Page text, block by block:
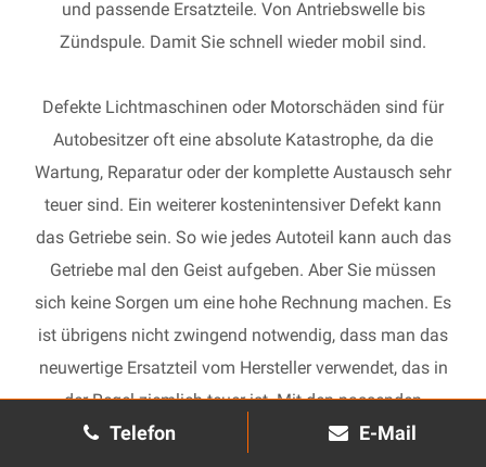
Telefon E-Mail
und passende Ersatzteile. Von Antriebswelle bis
Zündspule. Damit Sie schnell wieder mobil sind.
Defekte Lichtmaschinen oder Motorschäden sind für
Autobesitzer oft eine absolute Katastrophe, da die
Wartung, Reparatur oder der komplette Austausch sehr
teuer sind. Ein weiterer kostenintensiver Defekt kann
das Getriebe sein. So wie jedes Autoteil kann auch das
Getriebe mal den Geist aufgeben. Aber Sie müssen
sich keine Sorgen um eine hohe Rechnung machen. Es
ist übrigens nicht zwingend notwendig, dass man das
neuwertige Ersatzteil vom Hersteller verwendet, das in
der Regel ziemlich teuer ist. Mit den passenden
Ersatzteilen kann jedes gebrauchte Getriebe schnell